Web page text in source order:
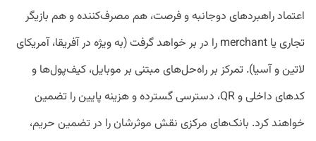
اعتماد راهبردهای دوجانبه و فرصت، هم مصرف‌کننده و هم بازیگر
تجاری یا merchant را در بر خواهد گرفت (به ‌ویژه در آفریقا، آمریکای
لاتین و آسیا). تمرکز بر راه‌حل‌های مبتنی بر موبایل، کیف‌پول‌ها و
کدهای داخلی و QR، دسترسی گسترده و هزینه پایین را تضمین
خواهند کرد. بانک‌های مرکزی نقش موثرشان را در تضمین حریم،